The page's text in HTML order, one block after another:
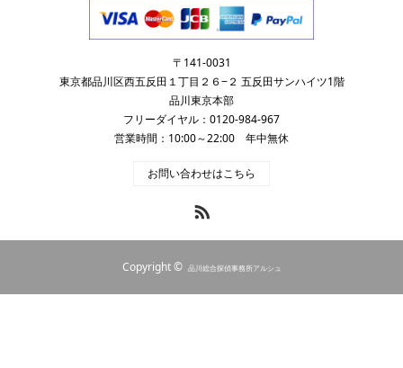
〒141-0031
東京都品川区西五反田１丁目２６−２ 五反田サンハイツ1階
品川東京本部
フリーダイヤル：0120-984-967
営業時間：10:00～22:00 年中無休
お問い合わせはこちら
Copyright © 品川総合探偵事務所アルシュ